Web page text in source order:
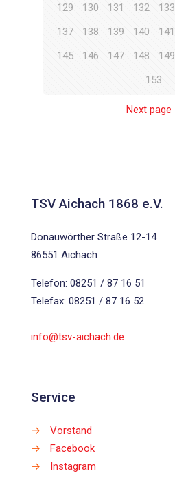
129
130 131 132 133
137
138 139 140 141
145
146 147 148 149
153
Next page
TSV Aichach 1868 e.V.
Donauwörther Straße 12-14
86551 Aichach
Telefon: 08251 / 87 16 51
Telefax: 08251 / 87 16 52
info@tsv-aichach.de
Service
→
Vorstand
→
Facebook
→
Instagram